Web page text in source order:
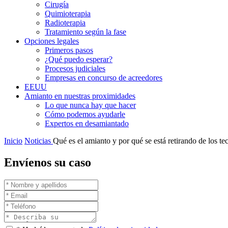
Cirugía
Quimioterapia
Radioterapia
Tratamiento según la fase
Opciones legales
Primeros pasos
¿Qué puedo esperar?
Procesos judiciales
Empresas en concurso de acreedores
EEUU
Amianto en nuestras proximidades
Lo que nunca hay que hacer
Cómo podemos ayudarle
Expertos en desamiantado
Inicio Noticias Qué es el amianto y por qué se está retirando de los
Envíenos su caso